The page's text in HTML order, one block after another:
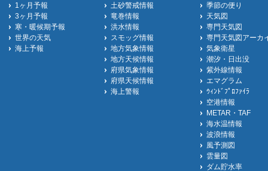
1ヶ月予報
3ヶ月予報
寒・暖候期予報
世界の天気
海上予報
土砂警戒情報
竜巻情報
洪水情報
スモッグ情報
地方気象情報
地方天候情報
府県気象情報
府県天候情報
海上警報
季節の便り
天気図
専門天気図
専門天気図アーカ
気象衛星
潮汐・日出没
紫外線情報
エマグラム
ｳｨﾝﾄﾞﾌﾟﾛﾌｧｲﾗ
空港情報
METAR・TAF
海水温情報
波浪情報
風予測図
雲量図
ダム貯水率